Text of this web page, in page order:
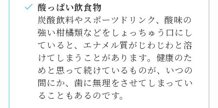
酸っぱい飲食物
炭酸飲料やスポーツドリンク、酸味の
強い柑橘類などをしょっちゅう口にし
ていると、エナメル質がじわじわと溶
けてしまうことがあります。健康のた
めと思って続けているものが、いつの
間にか、歯に無理をさせてしまってい
ることもあるのです。